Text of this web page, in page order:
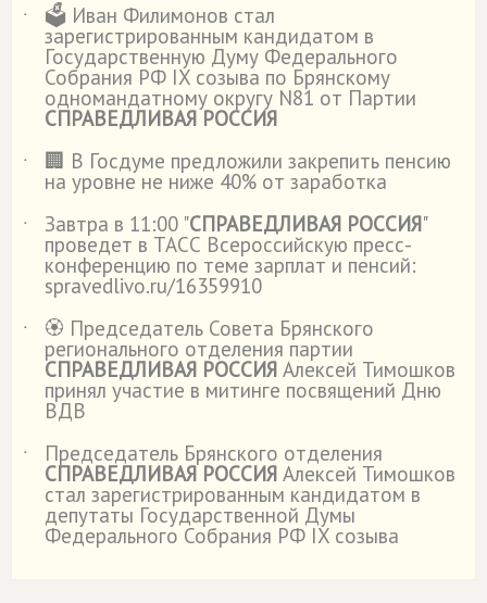
˙ 🗳️ Иван Филимонов стал
зарегистрированным кандидатом в
Государственную Думу Федерального
Собрания РФ IX созыва по Брянскому
одномандатному округу N81 от Партии
СПРАВЕДЛИВАЯ РОССИЯ
˙
🏢 В Госдуме предложили закрепить пенсию
на уровне не ниже 40% от заработка
˙
Завтра в 11:00 "СПРАВЕДЛИВАЯ РОССИЯ"
проведет в ТАСС Всероссийскую пресс-
конференцию по теме зарплат и пенсий:
spravedlivo.ru/16359910
˙
🏵️ Председатель Совета Брянского
регионального отделения партии
СПРАВЕДЛИВАЯ РОССИЯ Алексей Тимошков
принял участие в митинге посвящений Дню
ВДВ
˙
Председатель Брянского отделения
СПРАВЕДЛИВАЯ РОССИЯ Алексей Тимошков
стал зарегистрированным кандидатом в
депутаты Государственной Думы
Федерального Собрания РФ IX созыва